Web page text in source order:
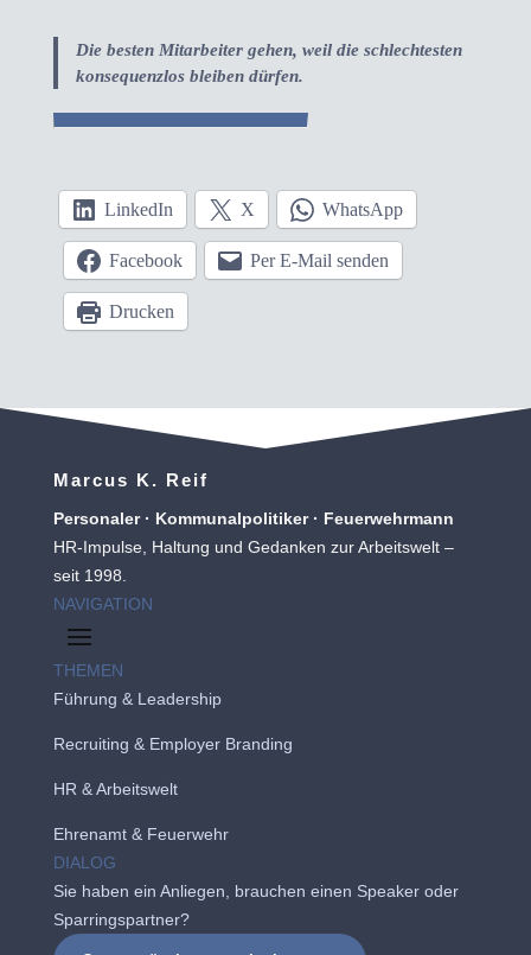
Die besten Mitarbeiter gehen, weil die schlechtesten
konsequenzlos bleiben dürfen.
LinkedIn X WhatsApp
Facebook Per E-Mail senden
Drucken
Marcus K. Reif
Personaler · Kommunalpolitiker · Feuerwehrmann
HR-Impulse, Haltung und Gedanken zur Arbeitswelt –
seit 1998.
NAVIGATION
THEMEN
Führung & Leadership
Recruiting & Employer Branding
HR & Arbeitswelt
Ehrenamt & Feuerwehr
DIALOG
Sie haben ein Anliegen, brauchen einen Speaker oder
Sparringspartner?